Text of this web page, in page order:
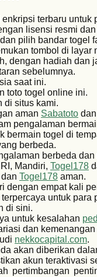
terbaru untuk
lisensi resmi
dan pilih bandar togel
tombol di layar
dengan hadiah dan
sebelumnya.
saat ini.
toto togel online ini.
di situs kami.
aman Sabatoto
pengalaman
bermain togel di
berbeda.
berbeda
Mandiri, Togel178
Togel178 aman.
dengan empat kali
untuk para
di sini.
untuk kesalahan
dan
nekkocapital.com.
akan diberikan
akun teraktivasi
pertimbangan